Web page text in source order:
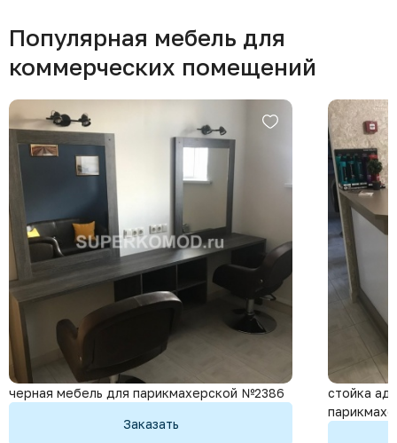
Популярная мебель для
коммерческих помещений
черная мебель для парикмахерской №2386
Заказать
стойка